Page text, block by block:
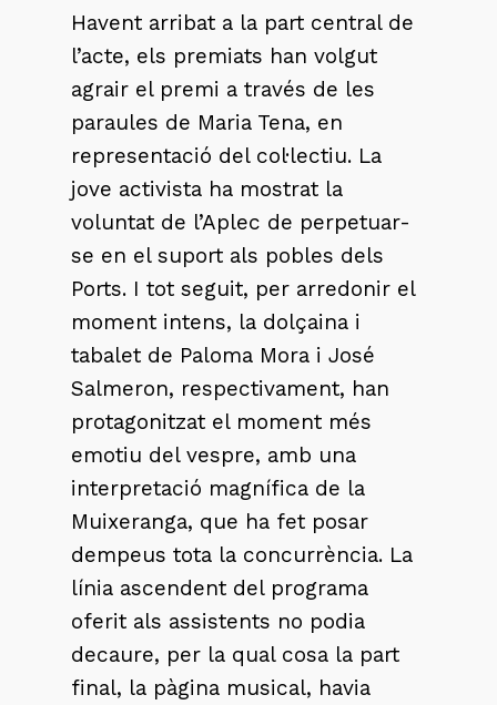
Havent arribat a la part central de
l’acte, els premiats han volgut
agrair el premi a través de les
paraules de Maria Tena, en
representació del col·lectiu. La
jove activista ha mostrat la
voluntat de l’Aplec de perpetuar-
se en el suport als pobles dels
Ports. I tot seguit, per arredonir el
moment intens, la dolçaina i
tabalet de Paloma Mora i José
Salmeron, respectivament, han
protagonitzat el moment més
emotiu del vespre, amb una
interpretació magnífica de la
Muixeranga, que ha fet posar
dempeus tota la concurrència. La
línia ascendent del programa
oferit als assistents no podia
decaure, per la qual cosa la part
final, la pàgina musical, havia